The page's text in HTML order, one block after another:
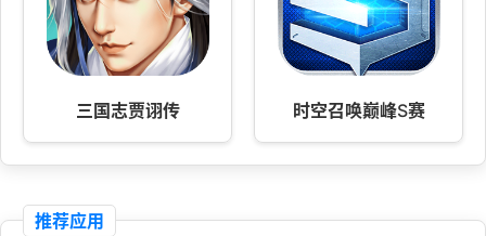
三国志贾诩传 时空召唤巅峰S赛
推荐应用